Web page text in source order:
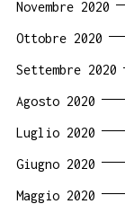
Novembre 2020
Ottobre 2020
Settembre 2020
Agosto 2020
Luglio 2020
Giugno 2020
Maggio 2020